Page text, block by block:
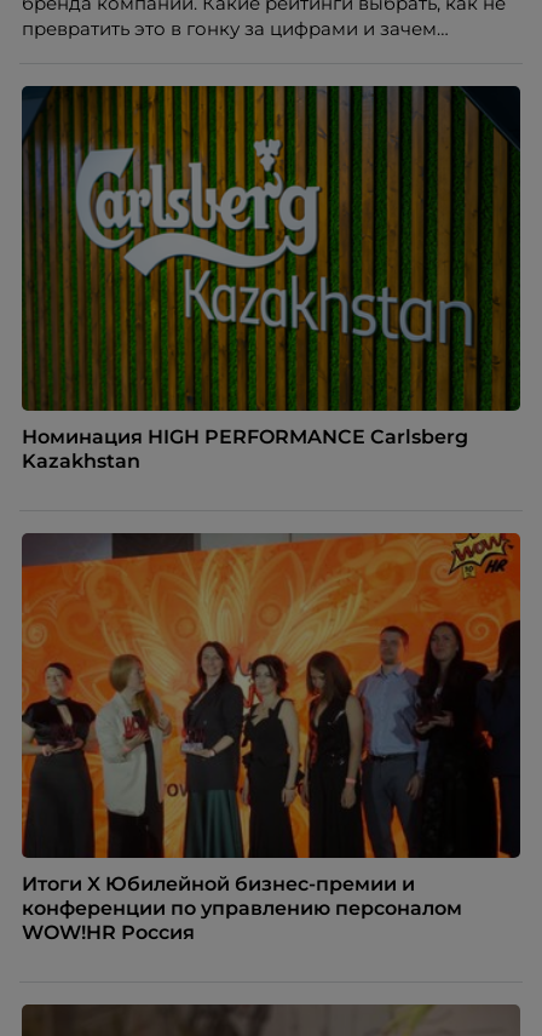
превратить это в гонку за цифрами и зачем
Чеснокова, HR-директор Right line.
Номинация HIGH PERFORMANCE Carlsberg
Kazakhstan
Итоги X Юбилейной бизнес-премии и
конференции по управлению персоналом
WOW!HR Россия